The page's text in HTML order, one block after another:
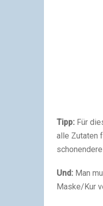
Tipp: Für
alle Zutaten
Und: Man
Maske/Kur